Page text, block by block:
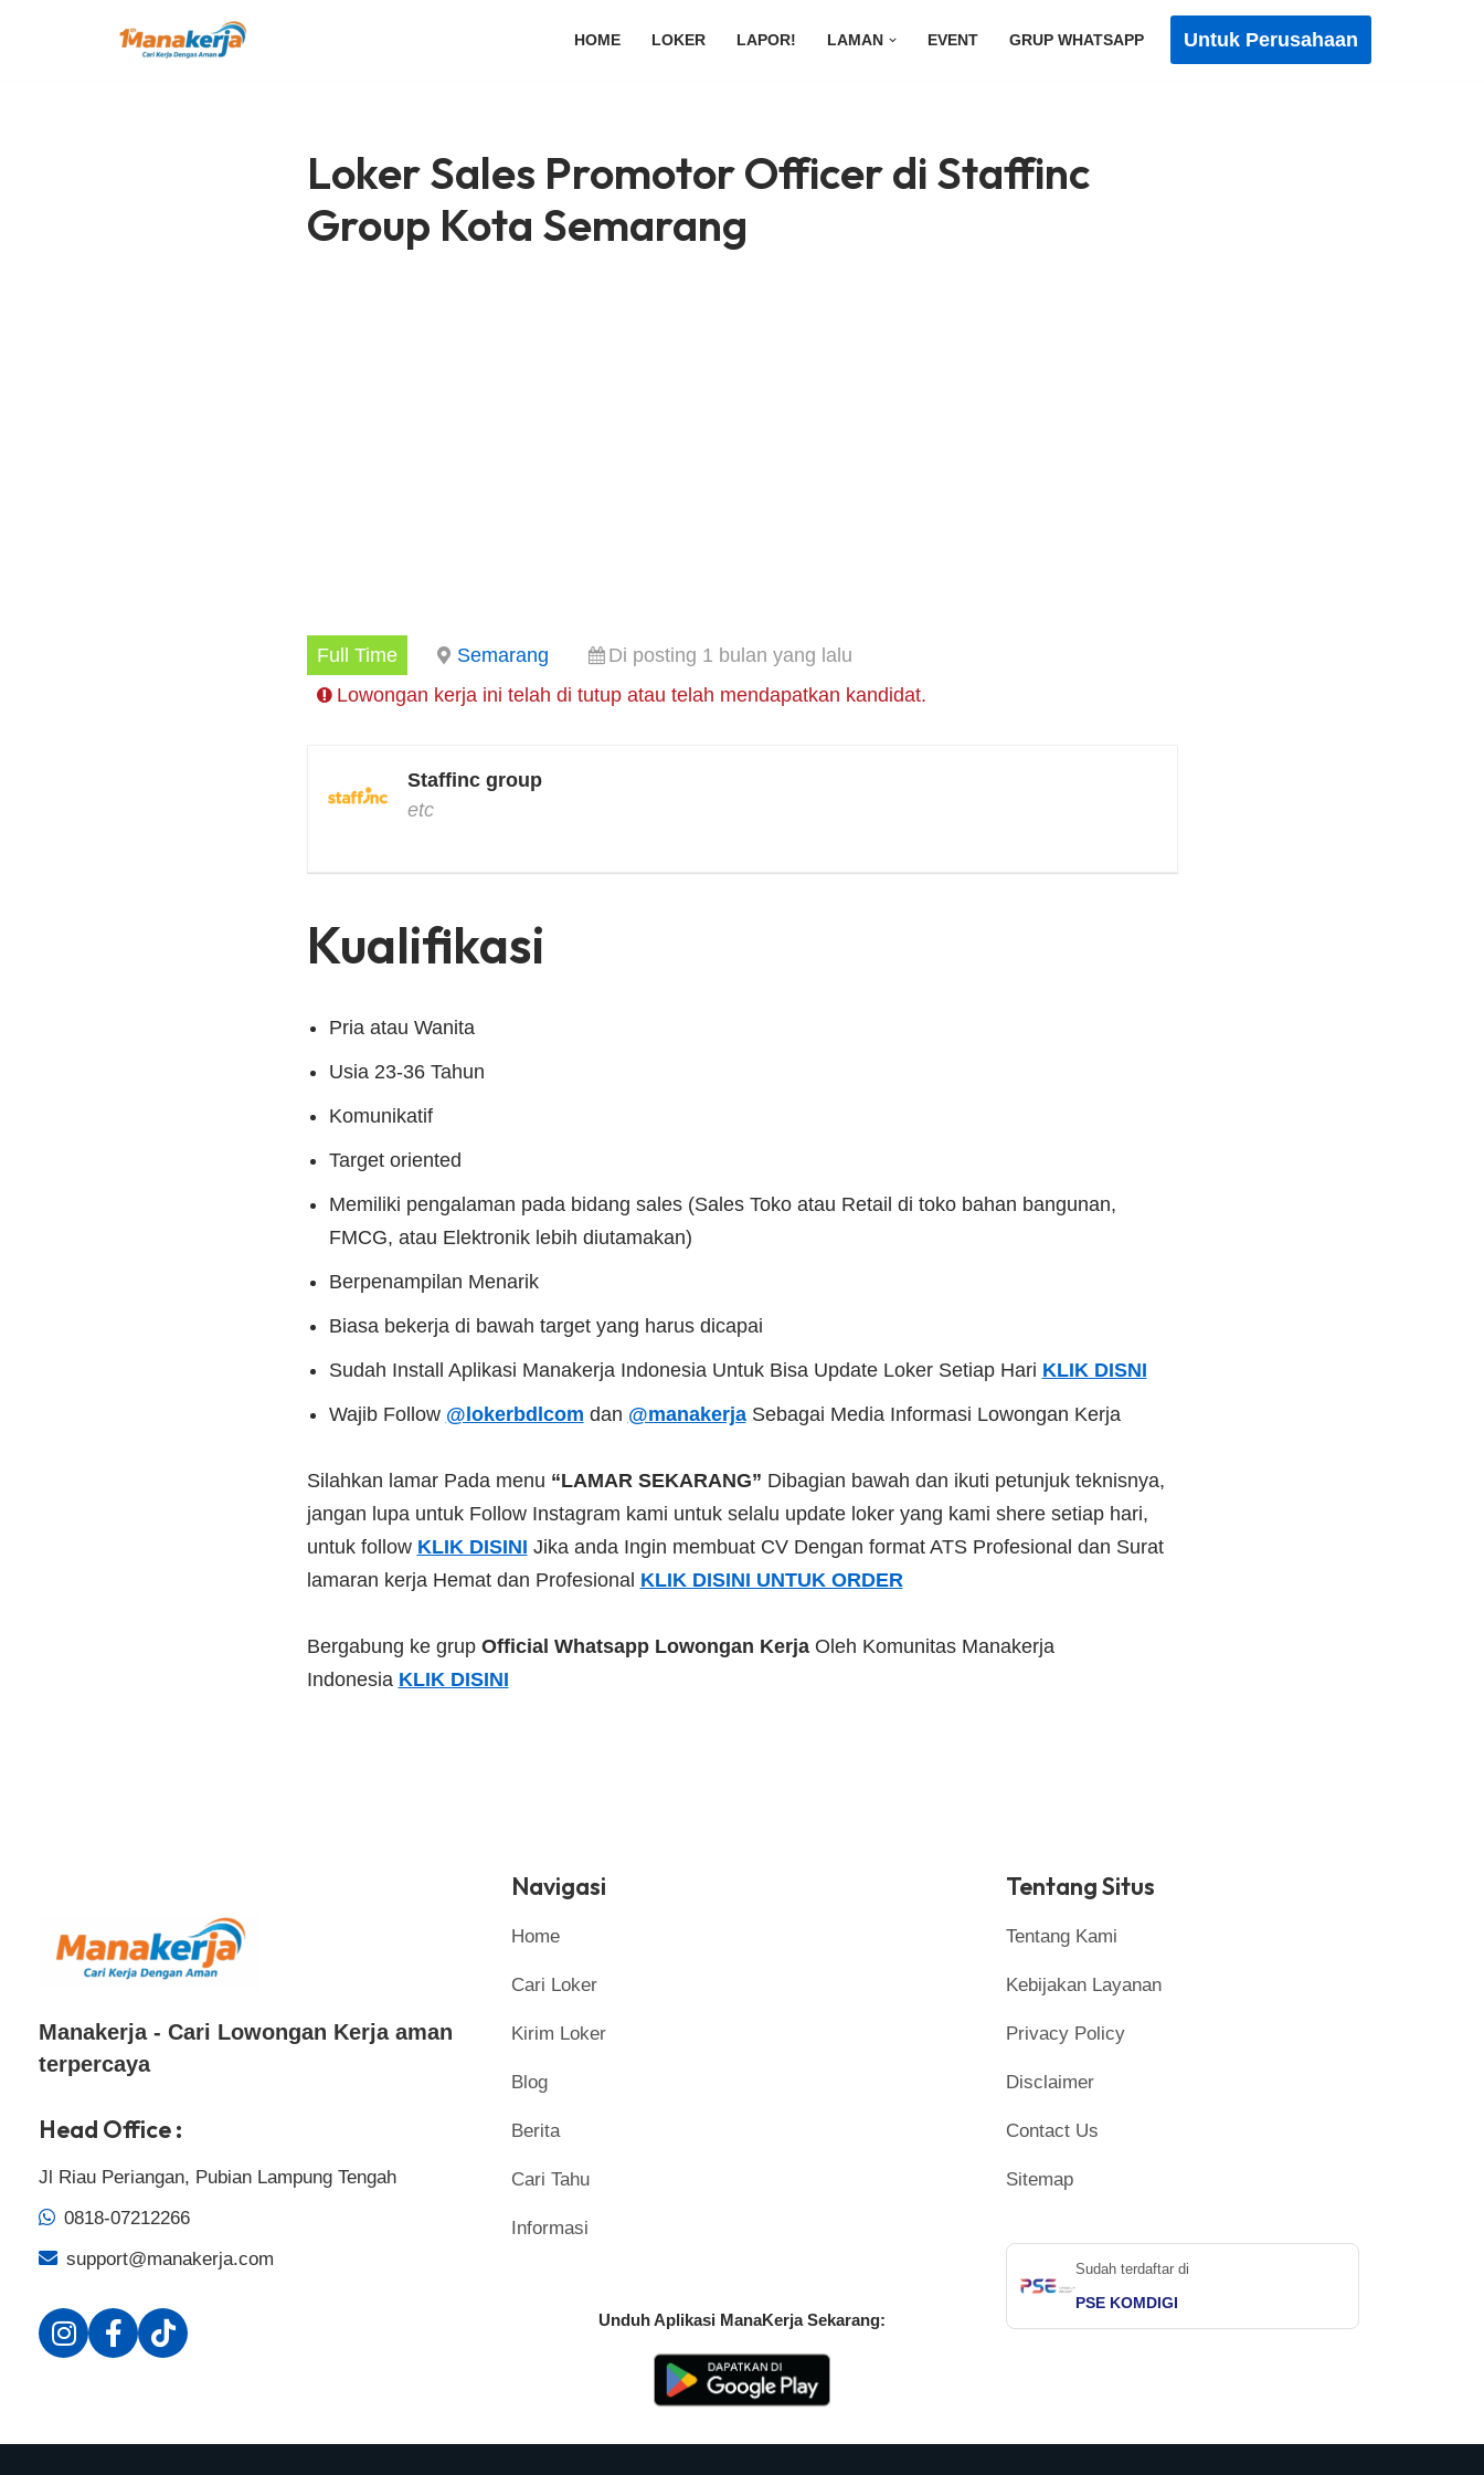
HOME LOKER LAPOR! LAMAN EVENT GRUP WHATSAPP Untuk Perusahaan
Loker Sales Promotor Officer di Staffinc
Group Kota Semarang
Full Time Semarang
Di posting 1 bulan yang lalu
Lowongan kerja ini telah di tutup atau telah mendapatkan kandidat.
Staffinc group
etc
Kualifikasi
Pria atau Wanita
Usia 23-36 Tahun
Komunikatif
Target oriented
Memiliki pengalaman pada bidang sales (Sales Toko atau Retail di toko bahan bangunan,
FMCG, atau Elektronik lebih diutamakan)
Berpenampilan Menarik
⁠Biasa bekerja di bawah target yang harus dicapai
Sudah Install Aplikasi Manakerja Indonesia Untuk Bisa Update Loker Setiap Hari KLIK DISNI
Wajib Follow @lokerbdlcom dan @manakerjaSebagai Media Informasi Lowongan Kerja
Silahkan lamar Pada menu “LAMAR SEKARANG” Dibagian bawah dan ikuti petunjuk teknisnya,
jangan lupa untuk Follow Instagram kami untuk selalu update loker yang kami shere setiap hari,
untuk follow KLIK DISINI Jika anda Ingin membuat CV Dengan format ATS Profesional dan Surat
lamaran kerja Hemat dan Profesional KLIK DISINI UNTUK ORDER
Bergabung ke grup Official Whatsapp Lowongan Kerja Oleh Komunitas Manakerja
Indonesia KLIK DISINI
Manakerja - Cari Lowongan Kerja aman
terpercaya
Head Office :
Jl Riau Periangan, Pubian Lampung Tengah
0818-07212266
support@manakerja.com
Navigasi
Home
Cari Loker
Kirim Loker
Blog
Berita
Cari Tahu
Informasi
Unduh Aplikasi ManaKerja Sekarang:
Tentang Situs
Tentang Kami
Kebijakan Layanan
Privacy Policy
Disclaimer
Contact Us
Sitemap
Sudah terdaftar di
PSE KOMDIGI